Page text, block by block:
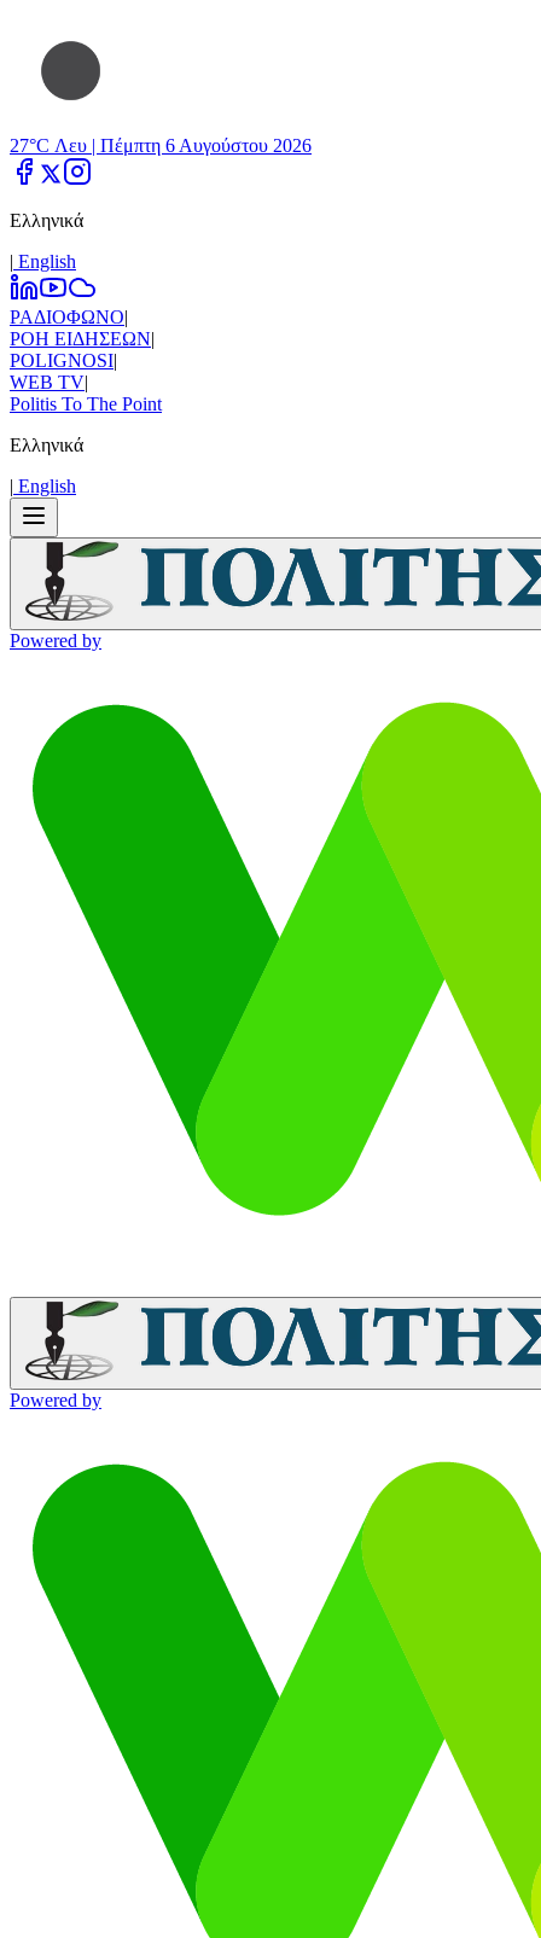
27°C Λευ | Πέμπτη 6 Αυγούστου 2026
Ελληνικά
| Εnglish
ΡΑΔΙΟΦΩΝΟ|
ΡΟΗ ΕΙΔΗΣΕΩΝ|
POLIGNOSI|
WEB TV|
Politis To The Point
Ελληνικά
| Εnglish
Powered by
Powered by